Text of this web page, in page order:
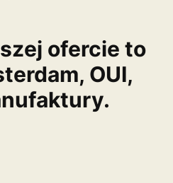
ofercie to
OUI,